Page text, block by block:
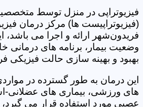
فیزیوتراپی در منزل توسط
(فیزیوتراپیست ها) مرکز درمان
فریدون‌شهر ارائه و اجرا می باشد،
وضعیت بیمار، برنامه های
بهبود و بهینه سازی حالت فیزیکی
این درمان به طور گسترده در
های ورزشی، بیماری های عضلانی-
عصبی مورد استفاده قرار می گیرد،